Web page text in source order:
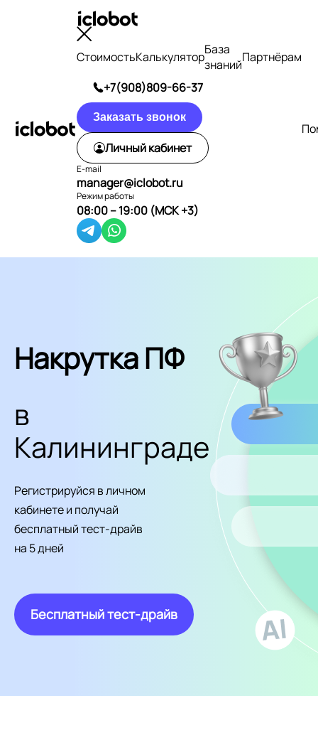
СтоимостьКалькуляторБаза
знанийПартнёрам
+7(908)809-66-37
Заказать звонок
Личный кабинет
E-mail
manager@iclobot.ru
Режим работы
08:00 – 19:00 (МСК +3)
Накрутка ПФ
в
Калининграде
Регистрируйся в личном
кабинете и получай
бесплатный тест-драйв
на 5 дней
Бесплатный тест-драйв